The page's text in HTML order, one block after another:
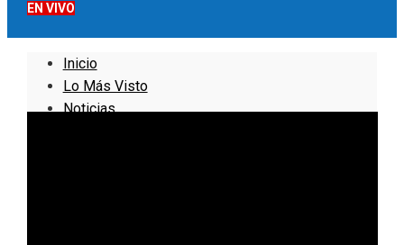
EN VIVO
Inicio
Lo Más Visto
Noticias